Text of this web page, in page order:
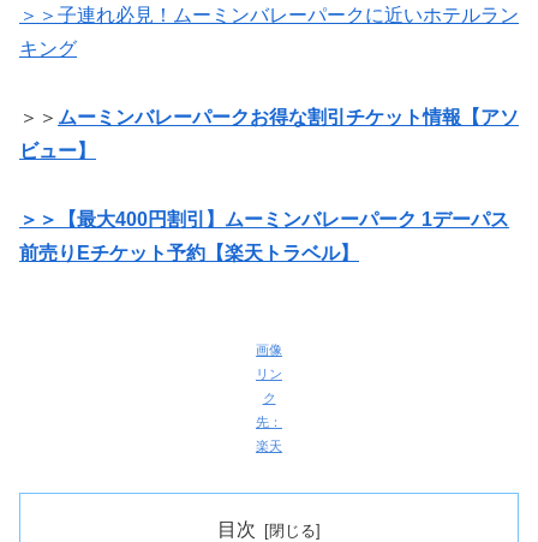
＞＞子連れ必見！ムーミンバレーパークに近いホテルラン
キング
＞＞ ムーミンバレーパークお得な割引チケット情報【アソ
ビュー】
＞＞【最大400円割引】ムーミンバレーパーク 1デーパス
前売りEチケット予約【楽天トラベル】
画像
リン
ク
先：
楽天
目次